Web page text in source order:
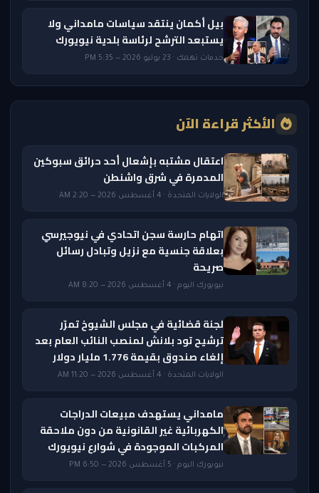
بيل أكمان ينتقد سياسات مامداني ولا
يستبعد الترشح لرئاسة بلدية نيويورك
خدمات تهمك · 23 يوليو 2026 — 5:35 PM
الأكثر قراءة الآن
اعتقال مشتبه بإشعال أحد حرائق سبوكين
المدمرة في شرق واشنطن
الولايات المتحدة · 4 أغسطس 2026 — 2:20 AM
اتهام حارسة سجن اتحادي في نيوجيرسي
بعلاقة جنسية مع نزيل وتبادل رسائل
صريحة
نيويورك اليوم · 4 أغسطس 2026 — 8:20 AM
لجنة قضائية في مجلس الشيوخ تمرّر
ترشيح تود بلانش لمنصب النائب العام بعد
إلغاء صندوق بقيمة 1.776 مليار دولار
الولايات المتحدة · 4 أغسطس 2026 — 11:20 AM
مامداني يستهدف مبيعات الدراجات
الكهربائية غير القانونية من دون ملاحقة
المركبات الموجودة في شوارع نيويورك
نيويورك اليوم · 5 أغسطس 2026 — 6:50 PM